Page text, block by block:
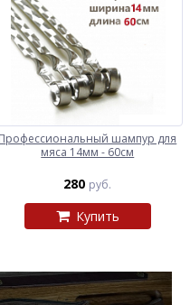
Профессиональный шампур для
мяса 14мм - 60см
280 руб.
Купить